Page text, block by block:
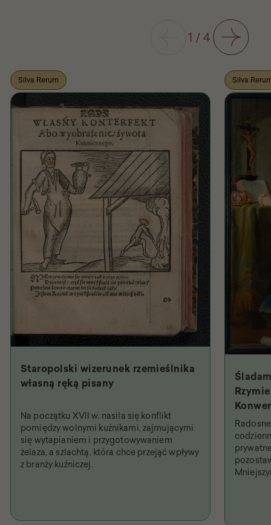
1 /4 Następny
Silva Rerum
Staropolski wizerunek rzemieślnika
własną ręką pisany
Na początku XVII w. nasila się konflikt
pomiędzy wolnymi kuźnikami, zajmującymi
się wytapianiem i przygotowywaniem
żelaza, a szlachtą, która chce przejąć wpływy
z branży kuźniczej.
Silva